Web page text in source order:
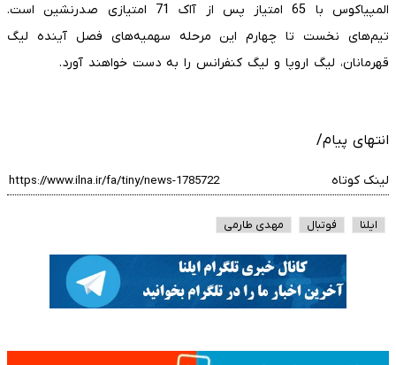
المپیاکوس با 65 امتیاز پس از آاک 71 امتیازی صدرنشین است.
تیم‌های نخست تا چهارم این مرحله سهمیه‌های فصل آینده لیگ
قهرمانان، لیگ اروپا و لیگ کنفرانس را به دست خواهند آورد.
انتهای پیام/
لینک کوتاه
ایلنا فوتبال مهدی طارمی